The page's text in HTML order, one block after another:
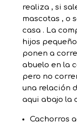
realiza , si
mascotas , o
casa . La
hijos
ponen a
abuelo en la
pero no
una relación
aqui abajo la
Cachorros